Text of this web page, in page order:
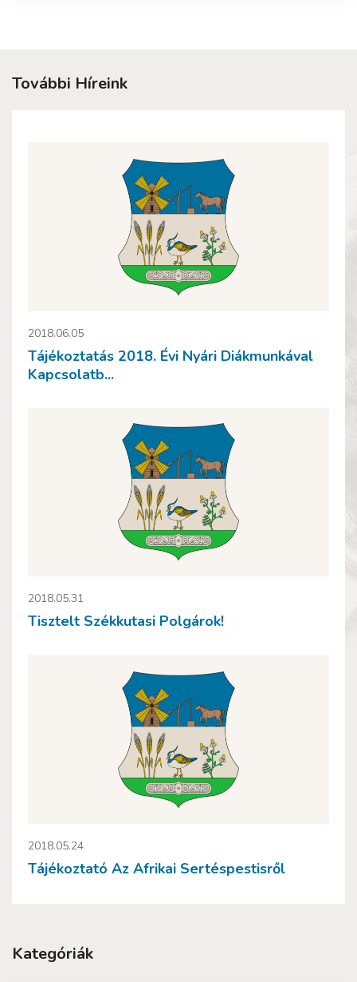
További Híreink
2018.06.05
Tájékoztatás 2018. Évi Nyári Diákmunkával
Kapcsolatb...
2018.05.31
Tisztelt Székkutasi Polgárok!
2018.05.24
Tájékoztató Az Afrikai Sertéspestisről
Kategóriák